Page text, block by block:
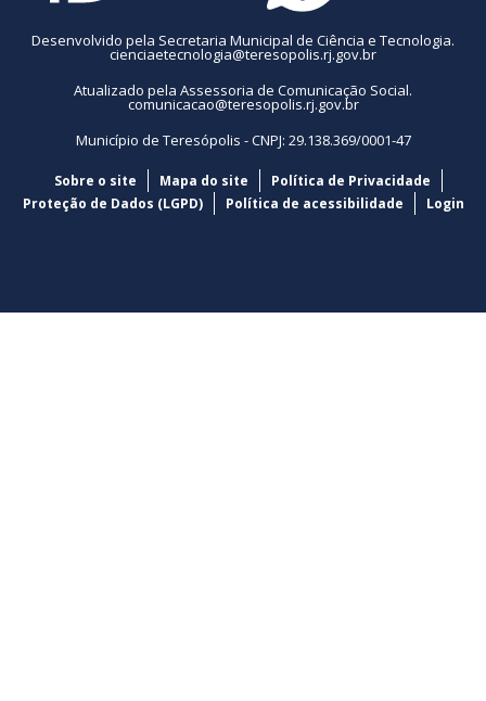
Desenvolvido pela Secretaria Municipal de Ciência e Tecnologia.
cienciaetecnologia@teresopolis.rj.gov.br
Atualizado pela Assessoria de Comunicação Social.
comunicacao@teresopolis.rj.gov.br
Município de Teresópolis - CNPJ: 29.138.369/0001-47
Sobre o site Mapa do site
Política de Privacidade
Proteção de Dados (LGPD)
Política de acessibilidade Login